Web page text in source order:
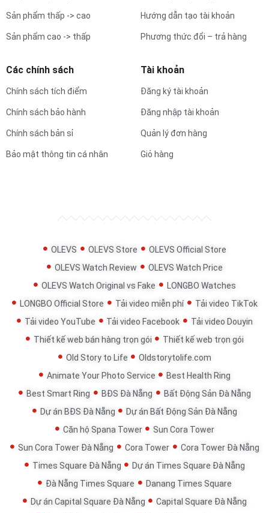
Sản phẩm thấp -> cao
Sản phẩm cao -> thấp
Hướng dẫn tạo tài khoản
Phương thức đổi – trả hàng
Các chính sách
Chính sách tích điểm
Chính sách bảo hành
Chính sách bản sỉ
Bảo mật thông tin cá nhân
Tài khoản
Đăng ký tài khoản
Đăng nhập tài khoản
Quản lý đơn hàng
Giỏ hàng
OLEVS OLEVS Store
OLEVS Official Store
OLEVS Watch Review
OLEVS Watch Price
OLEVS Watch Original vs Fake
LONGBO Watches
LONGBO Official Store
Tải video miễn phí
Tải video TikTok
Tải video YouTube
Tải video Facebook
Tải video Douyin
Thiết kế web bán hàng trọn gói
Thiết kế web trọn gói
Old Story to Life
Oldstorytolife.com
Animate Your Photo Service
Best Health Ring
Best Smart Ring
BĐS Đà Nẵng
Bất Động Sản Đà Nẵng
Dự án BĐS Đà Nẵng
Dự án Bất Động Sản Đà Nẵng
Căn hộ Spana Tower
Sun Cora Tower
Sun Cora Tower Đà Nẵng
Cora Tower
Cora Tower Đà Nẵng
Times Square Đà Nẵng
Dự án Times Square Đà Nẵng
Đà Nẵng Times Square
Danang Times Square
Dự án Capital Square Đà Nẵng
Capital Square Đà Nẵng